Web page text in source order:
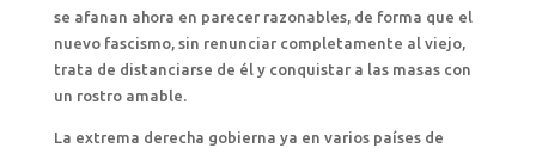
se afanan ahora en parecer razonables, de forma que el
nuevo fascismo, sin renunciar completamente al viejo,
trata de distanciarse de él y conquistar a las masas con
un rostro amable.
La extrema derecha gobierna ya en varios países de